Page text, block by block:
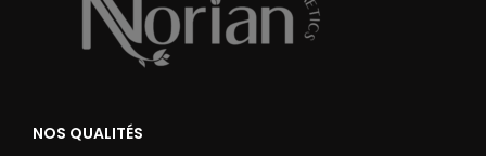
NOS QUALITÉS